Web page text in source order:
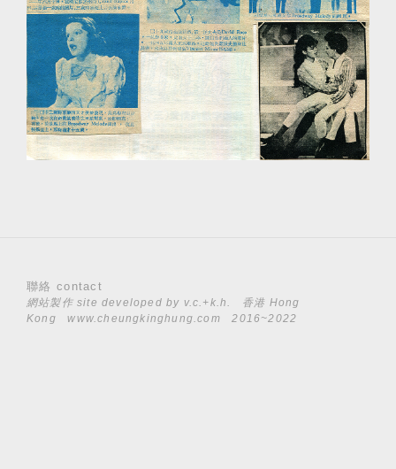
聯絡 contact
網站製作 site developed by v.c.+k.h.
香港 Hong
Kongwww.cheungkinghung.com 2016~2022